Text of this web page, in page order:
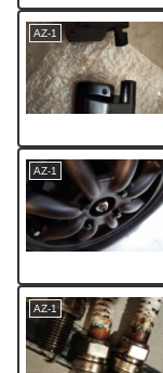
AZ-1
AZ-1
AZ-1